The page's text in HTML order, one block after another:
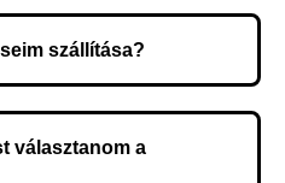
szállítása?
a szállítási címtől.
választanom a